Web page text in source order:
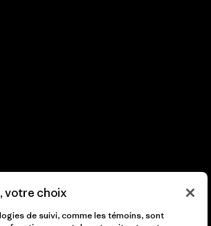
All Rights Reserved.
votre choix
de suivi, comme les témoins, sont